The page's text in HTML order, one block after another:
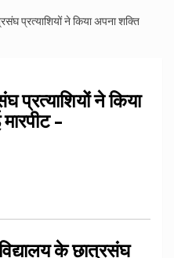
प्रत्याशियों ने किया अपना शक्ति
ने किया
–
के छात्रसंघ